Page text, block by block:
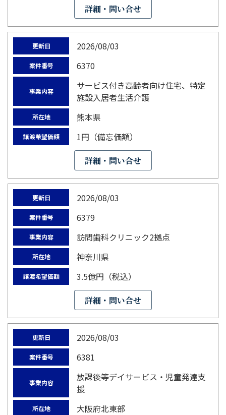
詳細・問い合せ
更新日 2026/08/03
案件番号 6370
事業内容
サービス付き高齢者向け住宅、特定
施設入居者生活介護
所在地 熊本県
譲渡希望価額 1円（備忘価額）
詳細・問い合せ
更新日 2026/08/03
案件番号 6379
事業内容 訪問歯科クリニック2拠点
所在地 神奈川県
譲渡希望価額 3.5億円（税込）
詳細・問い合せ
更新日 2026/08/03
案件番号 6381
事業内容
放課後等デイサービス・児童発達支
援
所在地 大阪府北東部